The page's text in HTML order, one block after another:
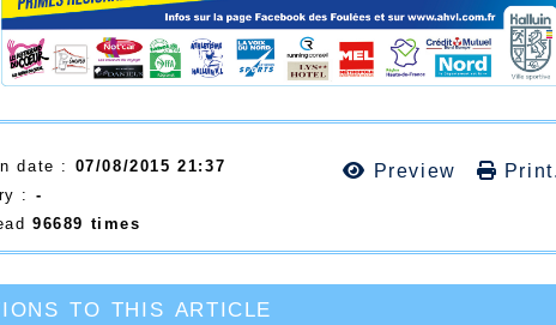
date : 07/08/2015 21:37
: -
96689 times
Preview
to this article